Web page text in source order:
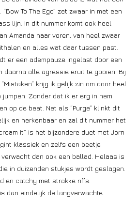
To The Ego” zet zwaar in met een
lijn. In dit nummer komt ook heel
Amanda naar voren, van heel zwaar
en alles wat daar tussen past.
er een adempauze ingelast door een
daarna alle agressie eruit te gooien. Bij
krijg ik gelijk zin om door heel
jumpen. Zonder dat ik er erg in hem
op de beat. Net als “Purge” klinkt dit
en herkenbaar en zal dit nummer het
It” is het bijzondere duet met Jorn
klassiek en zelfs een beetje
dan ook een ballad. Helaas is
in duizenden stukjes wordt geslagen.
en catchy met strakke riffs.
dan eindelijk de langverwachte